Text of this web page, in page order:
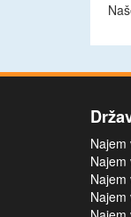
Najem
Najem
Najem